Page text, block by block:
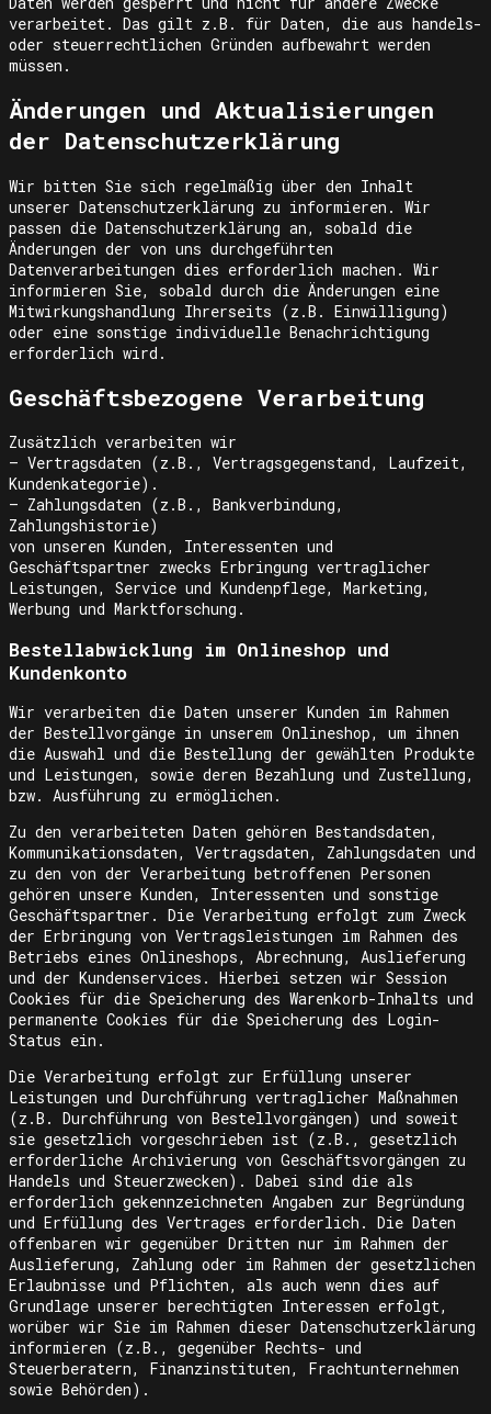
verarbeitet. Das gilt z.B. für Daten, die aus handels-
oder steuerrechtlichen Gründen aufbewahrt werden
müssen.
Änderungen und Aktualisierungen
der Datenschutzerklärung
Wir bitten Sie sich regelmäßig über den Inhalt
unserer Datenschutzerklärung zu informieren. Wir
passen die Datenschutzerklärung an, sobald die
Änderungen der von uns durchgeführten
Datenverarbeitungen dies erforderlich machen. Wir
informieren Sie, sobald durch die Änderungen eine
Mitwirkungshandlung Ihrerseits (z.B. Einwilligung)
oder eine sonstige individuelle Benachrichtigung
erforderlich wird.
Geschäftsbezogene Verarbeitung
Zusätzlich verarbeiten wir
– Vertragsdaten (z.B., Vertragsgegenstand, Laufzeit,
Kundenkategorie).
– Zahlungsdaten (z.B., Bankverbindung,
Zahlungshistorie)
von unseren Kunden, Interessenten und
Geschäftspartner zwecks Erbringung vertraglicher
Leistungen, Service und Kundenpflege, Marketing,
Werbung und Marktforschung.
Bestellabwicklung im Onlineshop und
Kundenkonto
Wir verarbeiten die Daten unserer Kunden im Rahmen
der Bestellvorgänge in unserem Onlineshop, um ihnen
die Auswahl und die Bestellung der gewählten Produkte
und Leistungen, sowie deren Bezahlung und Zustellung,
bzw. Ausführung zu ermöglichen.
Zu den verarbeiteten Daten gehören Bestandsdaten,
Kommunikationsdaten, Vertragsdaten, Zahlungsdaten und
zu den von der Verarbeitung betroffenen Personen
gehören unsere Kunden, Interessenten und sonstige
Geschäftspartner. Die Verarbeitung erfolgt zum Zweck
der Erbringung von Vertragsleistungen im Rahmen des
Betriebs eines Onlineshops, Abrechnung, Auslieferung
und der Kundenservices. Hierbei setzen wir Session
Cookies für die Speicherung des Warenkorb-Inhalts und
permanente Cookies für die Speicherung des Login-
Status ein.
Die Verarbeitung erfolgt zur Erfüllung unserer
Leistungen und Durchführung vertraglicher Maßnahmen
(z.B. Durchführung von Bestellvorgängen) und soweit
sie gesetzlich vorgeschrieben ist (z.B., gesetzlich
erforderliche Archivierung von Geschäftsvorgängen zu
Handels und Steuerzwecken). Dabei sind die als
erforderlich gekennzeichneten Angaben zur Begründung
und Erfüllung des Vertrages erforderlich. Die Daten
offenbaren wir gegenüber Dritten nur im Rahmen der
Auslieferung, Zahlung oder im Rahmen der gesetzlichen
Erlaubnisse und Pflichten, als auch wenn dies auf
Grundlage unserer berechtigten Interessen erfolgt,
worüber wir Sie im Rahmen dieser Datenschutzerklärung
informieren (z.B., gegenüber Rechts- und
Steuerberatern, Finanzinstituten, Frachtunternehmen
sowie Behörden).